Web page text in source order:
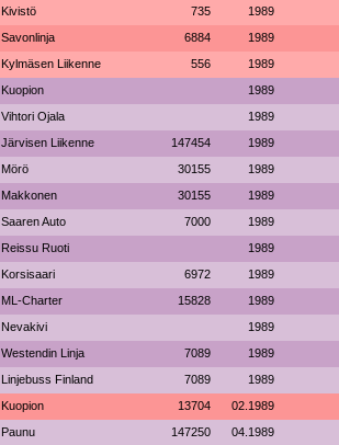
Kivistö 735 1989
Savonlinja 6884 1989
Kylmäsen Liikenne 556 1989
Kuopion 1989
Vihtori Ojala 1989
Järvisen Liikenne 147454 1989
Mörö 30155 1989
Makkonen 30155 1989
Saaren Auto 7000 1989
Reissu Ruoti 1989
Korsisaari 6972 1989
ML-Charter 15828 1989
Nevakivi 1989
Westendin Linja 7089 1989
Linjebuss Finland 7089 1989
Kuopion 13704 02.1989
Paunu 147250 04.1989